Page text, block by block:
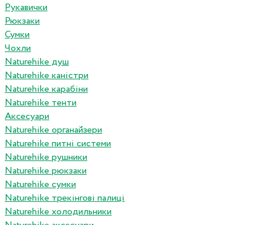
Рукавички
Рюкзаки
Сумки
Чохли
Naturehike душ
Naturehike каністри
Naturehike карабіни
Naturehike тенти
Аксесуари
Naturehike органайзери
Naturehike питні системи
Naturehike рушники
Naturehike рюкзаки
Naturehike сумки
Naturehike трекінгові палиці
Naturehike холодильники